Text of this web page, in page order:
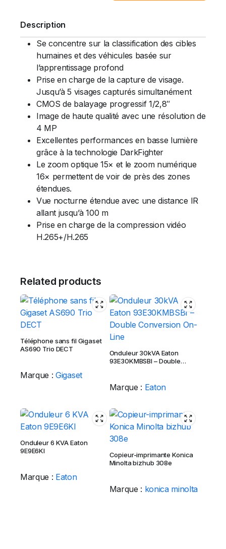
Description
Se concentre sur la classification des cibles
humaines et des véhicules basée sur
l’apprentissage profond
Prise en charge de la capture de visage.
Jusqu’à 5 visages capturés simultanément
CMOS de balayage progressif 1/2,8″
Image de haute qualité avec une résolution de
4 MP
Excellentes performances en basse lumière
grâce à la technologie DarkFighter
Le zoom optique 15× et le zoom numérique
16× permettent de voir de près des zones
étendues.
Vue nocturne étendue avec une distance IR
allant jusqu’à 100 m
Prise en charge de la compression vidéo
H.265+/H.265
Related products
Téléphone sans fil Gigaset
AS690 Trio DECT
Marque :Gigaset
Onduleur 30kVA Eaton
93E30KMBSBI – Double
Marque : Eaton
Onduleur 6 KVA Eaton
9E9E6KI
Marque : Eaton
Copieur-imprimante Konica
Minolta bizhub 308e
Marque : konica minolta